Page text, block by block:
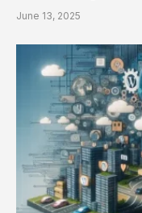
June 13, 2025